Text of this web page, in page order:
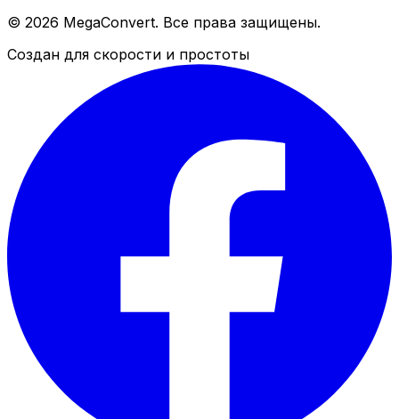
© 2026 MegaConvert. Все права защищены.
Создан для скорости и простоты